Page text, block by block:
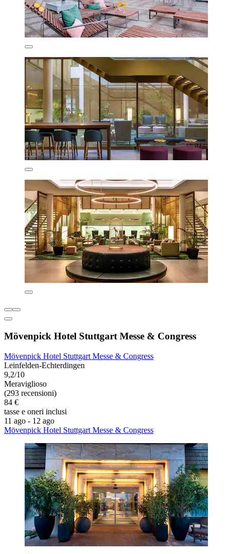
Mövenpick Hotel Stuttgart Messe & Congress
Mövenpick Hotel Stuttgart Messe & Congress
Leinfelden-Echterdingen
9,2/10
Meraviglioso
(293 recensioni)
84 €
tasse e oneri inclusi
11 ago - 12 ago
Mövenpick Hotel Stuttgart Messe & Congress